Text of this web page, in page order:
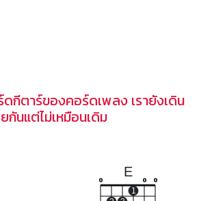
กีตาร์ของคอร์ดเพลง เรายังเดิน
กันแต่ไม่เหมือนเดิม
E
o
1
o o